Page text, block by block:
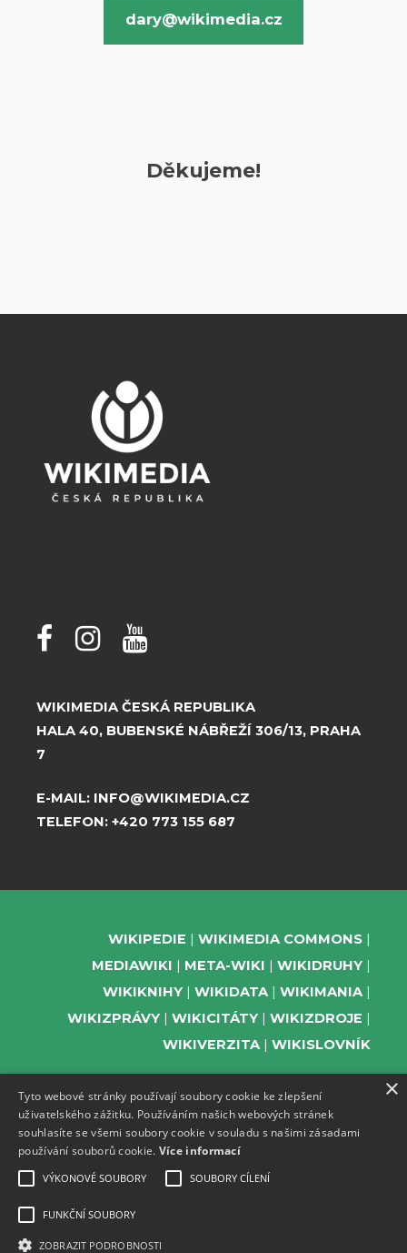
dary@wikimedia.cz
Děkujeme!
WIKIMEDIA ČESKÁ REPUBLIKA
HALA 40, BUBENSKÉ NÁBŘEŽÍ 306/13, PRAHA
7
E-MAIL: INFO@WIKIMEDIA.CZ
TELEFON: +420 773 155 687
WIKIPEDIE
WIKIMEDIA COMMONS
MEDIAWIKI
META-WIKI
WIKIDRUHY
WIKIKNIHY
WIKIDATA
WIKIMANIA
WIKIZPRÁVY
WIKICITÁTY
WIKIZDROJE
WIKIVERZITA
WIKISLOVNÍK
PODPOŘTE NÁS
ODEBÍREJTE NEWSLETTER
TELEGRAM UDÁLOSTÍ WMČR
×
Tyto webové stránky používají soubory cookie ke zlepšení
uživatelského zážitku. Používáním našich webových stránek
souhlasíte se všemi soubory cookie v souladu s našimi zásadami
používání souborů cookie. Více informací
VÝKONOVÉ SOUBORY SOUBORY CÍLENÍ
FUNKČNÍ SOUBORY
ZOBRAZIT PODROBNOSTI